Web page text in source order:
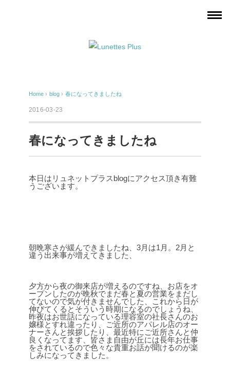
Home › blog › 春になってきましたね
2016-03-23
春になってきましたね
本日はリュネットプラスblogにアクセス頂き有難
うございます。
朝晩寒さが緩んできましたね、3月は1月。2月と
違う出来事が増えてきました、
夕方から夜の御来店が増えるのですね、お店をオ
ープンしたのが晩秋でまだ春と夏の営業をまだし
てないので気が付きませんでした、これから日が
伸びてくるとそういう時期になるのでしょうね、
昨夜はお世話になっている理容室の社長さんのお
嬢様とすれ違ったり、ご近所のアパレル店のオー
ナーさんと挨拶したり、最近特にご近所さんと仲
良くなってます、皆さま自由が丘には長年お仕事
をされているので色々な貴重お話が聞けるのが楽
しみになってきました。